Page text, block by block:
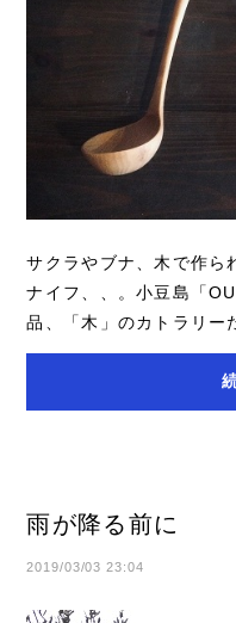
サクラやブナ、木で作ら
ナイフ、、。小豆島「
品、「木」のカトラリー
ない美しい曲線と繊細
雨が降る前に
2019/03/03 23:04